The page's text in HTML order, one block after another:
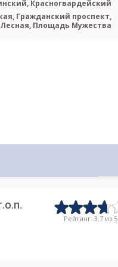
Красногвардейский
Гражданский проспект,
Лесная, Площадь Мужества
Рейтинг: 3.7 из 5